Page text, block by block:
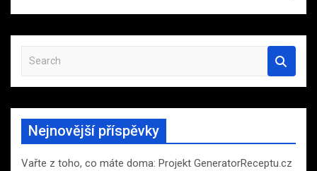
a
r
h
Nejnovější příspěvky
Vařte z toho, co máte doma: Projekt GeneratorReceptu.cz